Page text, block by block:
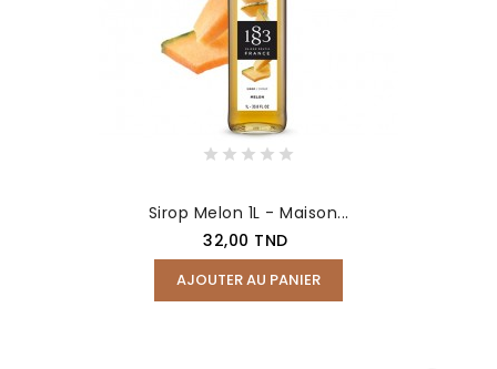
Sirop Melon 1L - Maison...
Prix
32,00 TND
AJOUTER AU PANIER